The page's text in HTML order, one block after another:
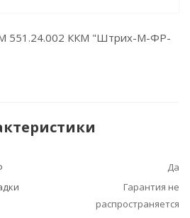
551.24.002 ККМ "Штрих-М-ФР-
Да
Гарантия не
распространяется